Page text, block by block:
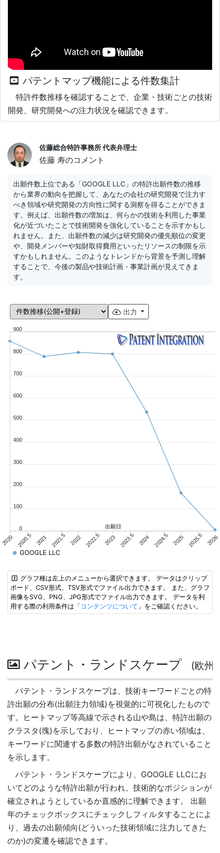
パテントマップ機能による件数集計
特許件数推移を確認することで、企業・技術ごとの技術
開発、研究開発への注力状況を確認できます。
佐藤総合特許事務所 代表弁理士
佐藤 寿のコメント
出願件数上位である「GOOGLE LLC」の特許出願件数の推移
から業界の動向を把握して、あなたの会社の研究開発で注力す
べき領域や研究開発の方向性に関する洞察を得ることができま
す。例えば、出願件数の増加は、何らかの技術を利用した事業
化が近づいたことで技術開発を強化していることを示すかもし
れません。また、出願件数の減少は研究開発の優先順位の変更
や、開発メンバーや知財取得費用といったリソースの制限を示
すかもしれません。このようなトレンドから背景を予測し理解
することで、今後の製品や技術計画・事業計画が見えてきま
す。
出力
2020 2020.5 2021 2021.5 2022 2022.5 2023 2023.5 2024 2024.5 2025 2025.5 2026
0
100
200
300
400
500
600
700
800
900
GOOGLE LLC
出願日
グラフ種は左上のメニューから選択できます。 データはクリップ
ボード、CSV形式、TSV形式でファイル出力できます。 また、グラフ
画像をSVG、PNG、JPG形式でファイル出力できます。 データを利
用する際の利用条件は「 コンテンツについて 」をご確認ください。
パテント・ランドスケープ (欧州)
パテント・ランドスケープは、技術キーワードごとの特
許出願の分布(出願注力領域)を視覚的に可視化したもので
す。ヒートマップ等高線で示される山や島は、特許出願の
クラスタ(塊)を示しており、ヒートマップの赤い領域は、
キーワードに関連する多数の特許出願がなされていること
を示します。
パテント・ランドスケープにより、GOOGLE LLCにお
いてどのような特許出願が行われ、技術的なポジションが
確立されようとしているか直感的に理解できます。 出願
年のチェックボックスにチェックしフィルタすることによ
り、過去の出願傾向(どういった技術領域に注力してきた
のか)の変遷を確認できます。